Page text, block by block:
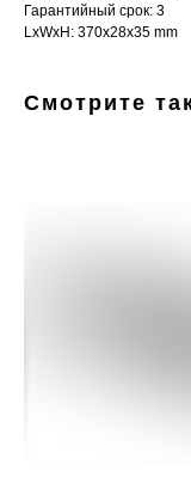
Гарантийный срок: 3
LxWxH: 370x28x35 mm
Смотрите